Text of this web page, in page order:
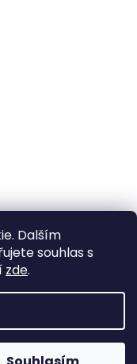
Dalším
souhlas s
zde.
. Všechna práva